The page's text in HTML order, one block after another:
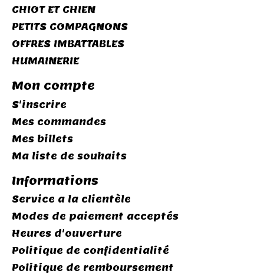
CHIOT ET CHIEN
PETITS COMPAGNONS
OFFRES IMBATTABLES
HUMAINERIE
Mon compte
S'inscrire
Mes commandes
Mes billets
Ma liste de souhaits
Informations
Service a la clientèle
Modes de paiement acceptés
Heures d'ouverture
Politique de confidentialité
Politique de remboursement